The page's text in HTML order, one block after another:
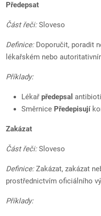
Předepsat
Část řeči:Sloveso
Definice:Doporučit, poradit
lékařském nebo
Příklady:
Lékař předepsal
Směrnice Předepisují
Zakázat
Část řeči:Sloveso
Definice:Zakázat, zakázat
prostřednictvím oficiálního
Příklady: